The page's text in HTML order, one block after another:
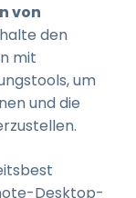
von
den
mit
um
und die
Desktop-